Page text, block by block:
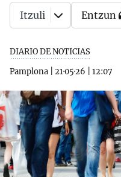
DIARIO DE NOTICIAS
Pamplona
21·05·26 12:07
Itzuli Entzun